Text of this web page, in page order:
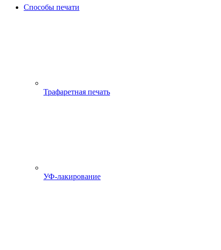
Способы печати
Трафаретная печать
УФ-лакирование